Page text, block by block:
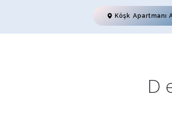
Köşk Apartmanı